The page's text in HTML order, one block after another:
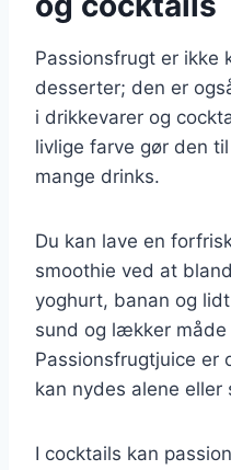
Passionsfrugt er ikke
desserter; den er
i drikkevarer og
livlige farve gør den
mange drinks.
Du kan lave en
smoothie ved at
yoghurt, banan og
sund og lækker
Passionsfrugtjuice er
kan nydes alene
I cocktails kan